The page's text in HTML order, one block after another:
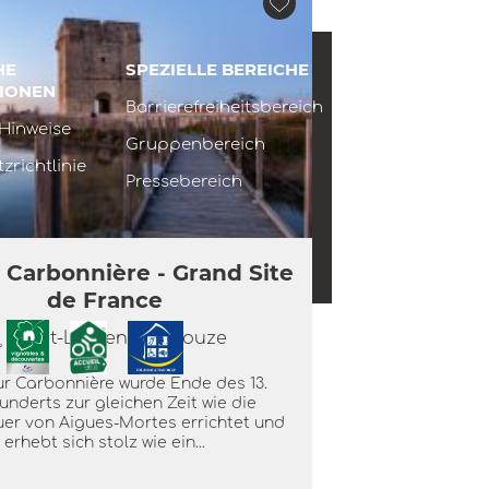
bietet individuelle
in Aigues-Mortes und Umgebung
spanischer und russischer...
Mehr lesen
Carbonnière - Grand Site
de France
Saint-Laurent-d'Aigouze
Carbonnière wurde Ende des 13.
zur gleichen Zeit wie die
von Aigues-Mortes errichtet und
erhebt sich stolz wie ein...
SPEZIELLE BEREICHE
Barrierefreiheitsbereich
Gruppenbereich
Pressebereich